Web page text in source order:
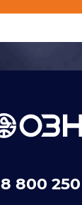
8 800 250